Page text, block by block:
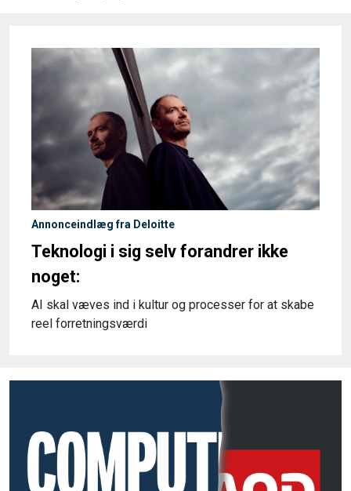
Annonceindlæg fra Deloitte
Teknologi i sig selv forandrer ikke
noget:
AI skal væves ind i kultur og processer for at skabe
reel forretningsværdi